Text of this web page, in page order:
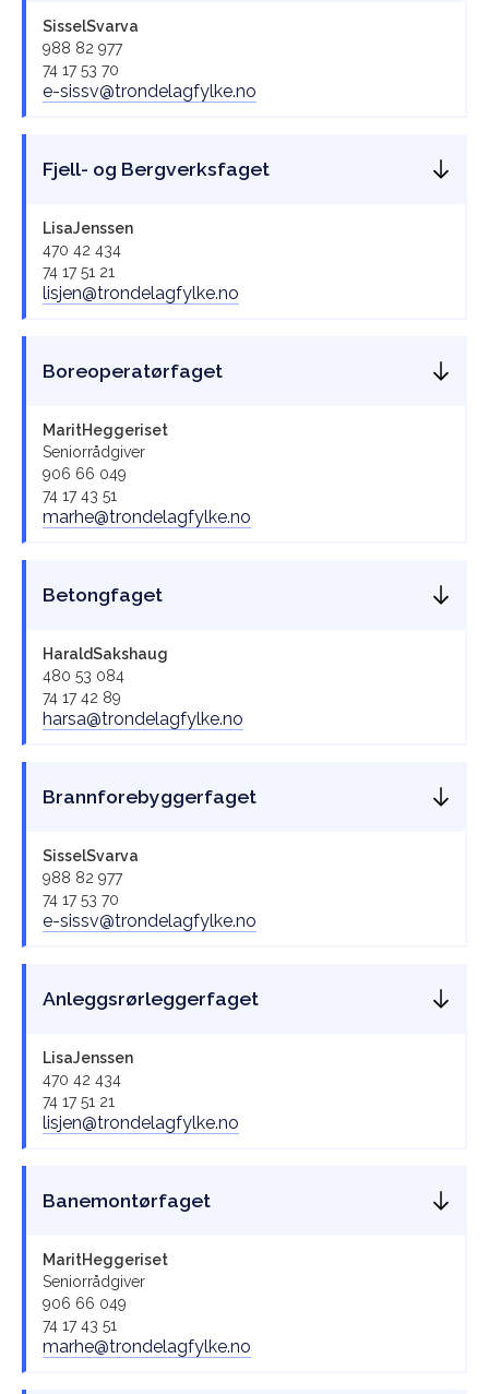
SisselSvarva
988 82 977
74 17 53 70
e-sissv@trondelagfylke.no
Fjell- og Bergverksfaget
LisaJenssen
470 42 434
74 17 51 21
lisjen@trondelagfylke.no
Boreoperatørfaget
MaritHeggeriset
Seniorrådgiver
906 66 049
74 17 43 51
marhe@trondelagfylke.no
Betongfaget
HaraldSakshaug
480 53 084
74 17 42 89
harsa@trondelagfylke.no
Brannforebyggerfaget
SisselSvarva
988 82 977
74 17 53 70
e-sissv@trondelagfylke.no
Anleggsrørleggerfaget
LisaJenssen
470 42 434
74 17 51 21
lisjen@trondelagfylke.no
Banemontørfaget
MaritHeggeriset
Seniorrådgiver
906 66 049
74 17 43 51
marhe@trondelagfylke.no